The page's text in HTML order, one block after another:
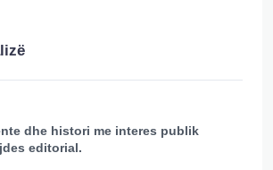
dhe histori me interes publik
editorial.